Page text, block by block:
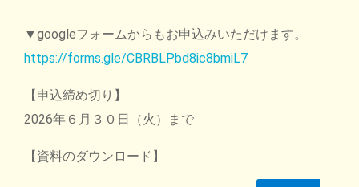
▼googleフォームからもお申込みいただけます。
https://forms.gle/CBRBLPbd8ic8bmiL7
【申込締め切り】
2026年６月３０日（火）まで
【資料のダウンロード】